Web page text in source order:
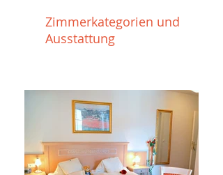
Zimmerkategorien und
Ausstattung